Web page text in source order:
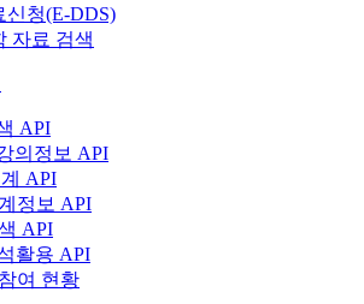
신청(E-DDS)
자료 검색
API
의정보 API
API
정보 API
API
활용 API
여 현황